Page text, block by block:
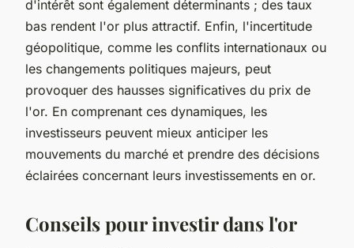
d'intérêt sont également déterminants ; des taux
bas rendent l'or plus attractif. Enfin, l'incertitude
géopolitique, comme les conflits internationaux ou
les changements politiques majeurs, peut
provoquer des hausses significatives du prix de
l'or. En comprenant ces dynamiques, les
investisseurs peuvent mieux anticiper les
mouvements du marché et prendre des décisions
éclairées concernant leurs investissements en or.
Conseils pour investir dans l'or